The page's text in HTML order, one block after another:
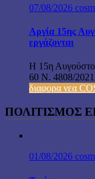
07/08/2026
Αργία 15ης
εργάζονται
Η 15η
60 Ν. 4808/
διαφορα νεα
ΠΟΛΙΤΙΣΜΟΣ
01/08/2026